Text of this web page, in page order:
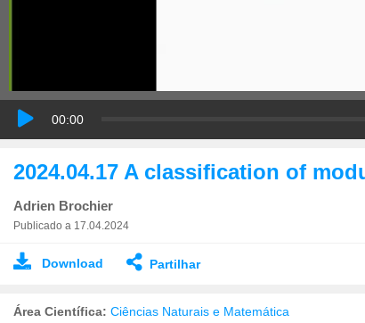
00:00
2024.04.17 A classification of
Adrien Brochier
Publicado a 17.04.2024
Download Partilhar
Área Científica: Ciências Naturais e Matemática